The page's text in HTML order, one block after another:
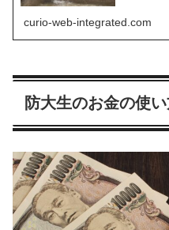
に防衛大学
curio-web-integrated.com
防大生のお金の使